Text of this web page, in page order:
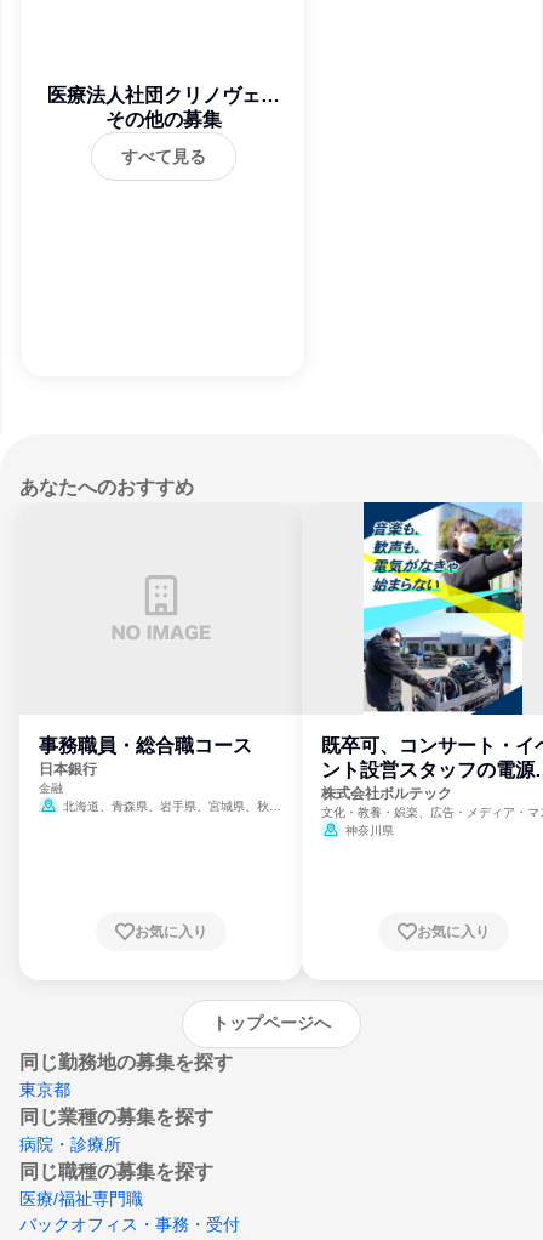
医療法人社団クリノヴェイ
ション
その他の募集
すべて見る
あなたへのおすすめ
事務職員・総合職コース
日本銀行
金融
北海道、青森県、岩手県、宮城県、秋田
崎県、熊本県、大分県、宮崎県、鹿児島県、
お気に入り
既卒可、コンサート・イ
ント設営スタッフの電源
門
株式会社ボルテック
文化・教養・娯楽、広告・メディア・マ
ミ、電力・ガス・水道・エネルギー
神奈川県
お気に入り
トップページへ
同じ勤務地の募集を探す
東京都
同じ業種の募集を探す
病院・診療所
同じ職種の募集を探す
医療/福祉専門職
バックオフィス・事務・受付